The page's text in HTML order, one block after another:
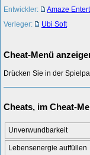
Entwickler:
Amaze
Verleger:
Ubi Soft
Cheat-Menü
Drücken Sie in der
Cheats, im Cheat-
Unverwundbarkeit
Lebensenergie auffüllen